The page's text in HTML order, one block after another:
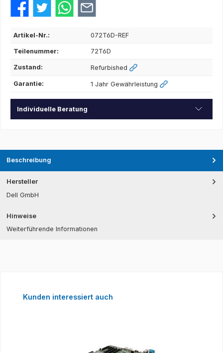
Artikel-Nr.: 072T6D-REF
Teilenummer: 72T6D
Zustand: Refurbished
Garantie: 1 Jahr Gewährleistung
Individuelle Beratung
Beschreibung
Hersteller
Dell GmbH
Hinweise
Weiterführende Informationen
Produktgalerie überspringen
Kunden interessiert auch